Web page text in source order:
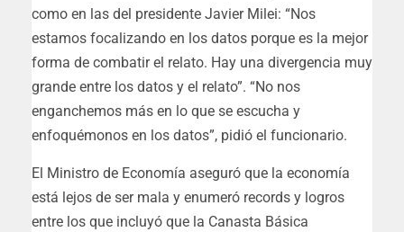
como en las del presidente Javier Milei: “Nos
estamos focalizando en los datos porque es la mejor
forma de combatir el relato. Hay una divergencia muy
grande entre los datos y el relato”. “No nos
enganchemos más en lo que se escucha y
enfoquémonos en los datos”, pidió el funcionario.
El Ministro de Economía aseguró que la economía
está lejos de ser mala y enumeró records y logros
entre los que incluyó que la Canasta Básica